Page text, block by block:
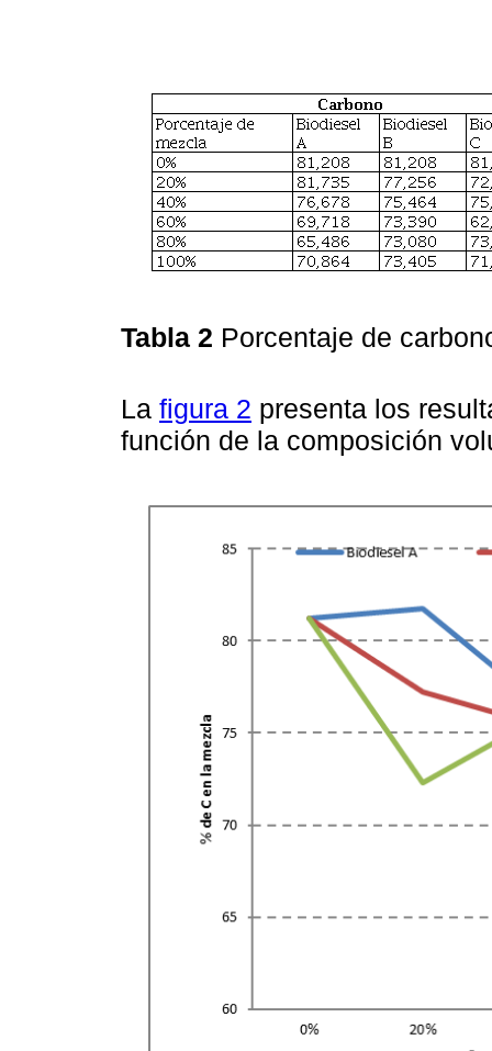
Tabla 2 Porcentaje de
La figura 2 presenta los
función de la composición